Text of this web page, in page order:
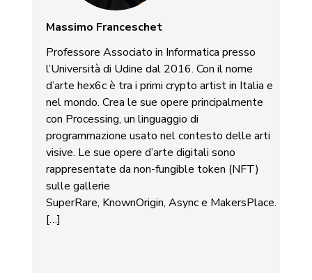
Massimo Franceschet
Professore Associato in Informatica presso
l’Università di Udine dal 2016. Con il nome
d’arte hex6c è tra i primi crypto artist in Italia e
nel mondo. Crea le sue opere principalmente
con Processing, un linguaggio di
programmazione usato nel contesto delle arti
visive. Le sue opere d’arte digitali sono
rappresentate da non-fungible token (NFT)
sulle gallerie
SuperRare, KnownOrigin, Async e MakersPlace.
[…]